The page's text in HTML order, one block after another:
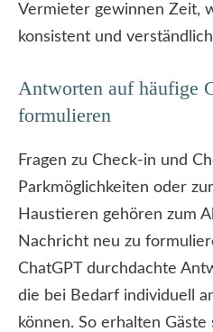
Vermieter gewinnen Zeit,
konsistent und
Antworten auf häufige
formulieren
Fragen zu Check-in und
Parkmöglichkeiten oder
Haustieren gehören zum
Nachricht neu zu
ChatGPT durchdachte
die bei Bedarf individuell
können. So erhalten